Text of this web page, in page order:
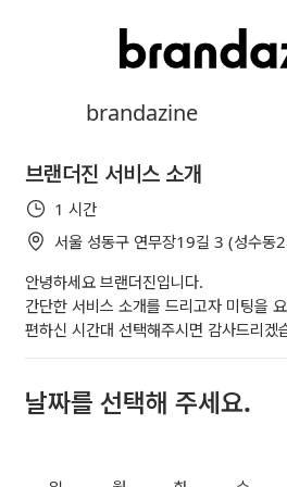
brandazine
브랜더진 서비스 소개
1 시간
서울 성동구 연무장19길 3 (성수동
안녕하세요 브랜더진입니다.
간단한 서비스 소개를 드리고자 미팅을
편하신 시간대 선택해주시면 감사드리겠
날짜를 선택해 주세요.